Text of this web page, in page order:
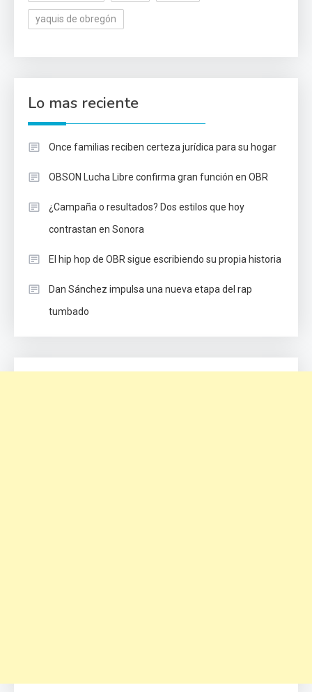
yaquis de obregón
Lo mas reciente
Once familias reciben certeza jurídica para su hogar
OBSON Lucha Libre confirma gran función en OBR
¿Campaña o resultados? Dos estilos que hoy
contrastan en Sonora
El hip hop de OBR sigue escribiendo su propia historia
Dan Sánchez impulsa una nueva etapa del rap
tumbado